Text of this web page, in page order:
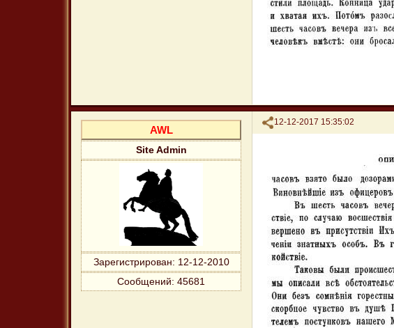
Поделиться
12-12-2017 15:35:02
AWL
Site Admin
Зарегистрирован: 12-12-2010
Сообщений: 45681